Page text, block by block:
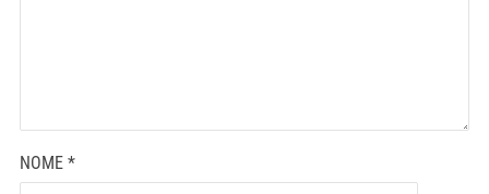
NOME *